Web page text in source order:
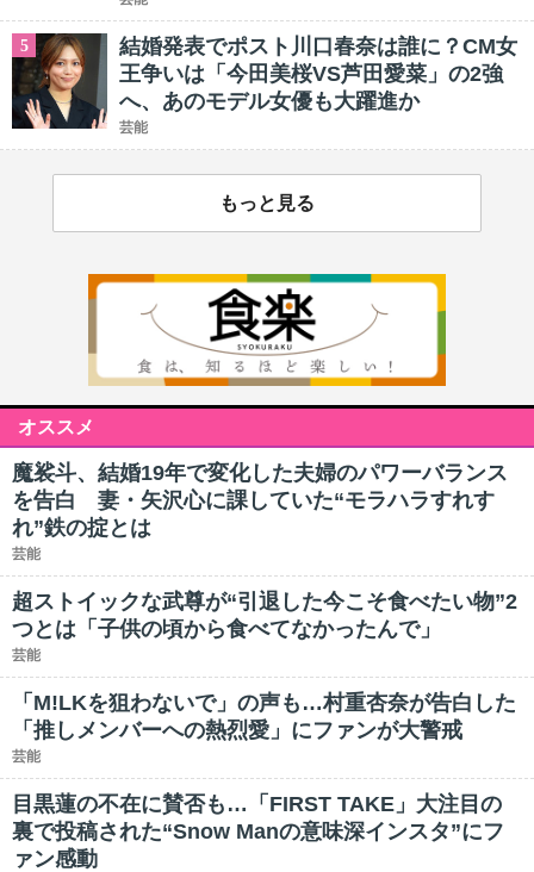
5
結婚発表でポスト川口春奈は誰に？CM女
王争いは「今田美桜VS芦田愛菜」の2強
へ、あのモデル女優も大躍進か
芸能
もっと見る
オススメ
魔裟斗、結婚19年で変化した夫婦のパワーバランス
を告白 妻・矢沢心に課していた“モラハラすれす
れ”鉄の掟とは
芸能
超ストイックな武尊が“引退した今こそ食べたい物”2
つとは「子供の頃から食べてなかったんで」
芸能
「M!LKを狙わないで」の声も…村重杏奈が告白した
「推しメンバーへの熱烈愛」にファンが大警戒
芸能
目黒蓮の不在に賛否も…「FIRST TAKE」大注目の
裏で投稿された“Snow Manの意味深インスタ”にフ
ァン感動